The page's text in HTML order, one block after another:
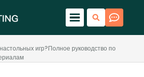
игр?Полное руководство по